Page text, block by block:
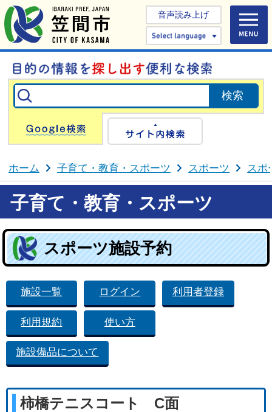
音声読み上げ
Select
Google検索
ホーム 子育て・教育・スポーツ スポーツ スポ
子育て・教育・スポーツ
スポーツ施設予約
施設一覧 ログイン 利用者登録
利用規約 使い方
施設備品について
柿橋テニスコート C面